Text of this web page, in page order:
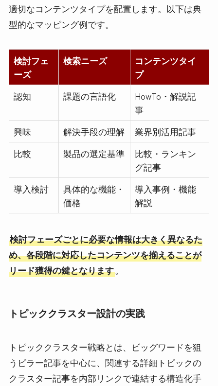
適切なコンテンツタイプを配置します。以下は典
型的なマッピング例です。
検討フェ
ーズ
検索ニーズ
コンテンツタイ
プ
認知
課題の言語化
HowTo・解説記
事
興味
解決手段の理解
業界別活用記事
比較
製品の選定基準
比較・ランキン
グ記事
導入検討
具体的な機能・
価格
導入事例・機能
解説
検討フェーズごとに必要な情報は大きく異なるた
め、各段階に対応したコンテンツを揃えることが
リード獲得の鍵となります。
トピッククラスター設計の実践
トピッククラスター戦略とは、ビッグワードを狙
うピラー記事を中心に、関連する詳細トピックの
クラスター記事を内部リンクで連結する構造化手